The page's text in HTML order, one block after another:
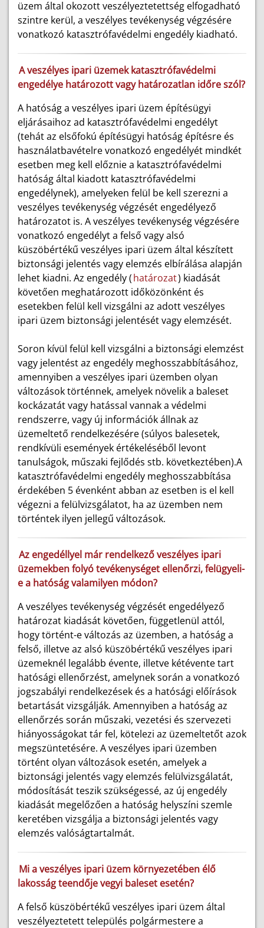
üzem által okozott veszélyeztetettség elfogadható
szintre kerül, a veszélyes tevékenység végzésére
vonatkozó katasztrófavédelmi engedély kiadható.
A veszélyes ipari üzemek katasztrófavédelmi
engedélye határozott vagy határozatlan időre szól?
A hatóság a veszélyes ipari üzem építésügyi
eljárásaihoz ad katasztrófavédelmi engedélyt
(tehát az elsőfokú építésügyi hatóság építésre és
használatbavételre vonatkozó engedélyét mindkét
esetben meg kell előznie a katasztrófavédelmi
hatóság által kiadott katasztrófavédelmi
engedélynek), amelyeken felül be kell szerezni a
veszélyes tevékenység végzését engedélyező
határozatot is. A veszélyes tevékenység végzésére
vonatkozó engedélyt a felső vagy alsó
küszöbértékű veszélyes ipari üzem által készített
biztonsági jelentés vagy elemzés elbírálása alapján
lehet kiadni. Az engedély (határozat) kiadását
követően meghatározott időközönként és
esetekben felül kell vizsgálni az adott veszélyes
ipari üzem biztonsági jelentését vagy elemzését.
Soron kívül felül kell vizsgálni a biztonsági elemzést
vagy jelentést az engedély meghosszabbításához,
amennyiben a veszélyes ipari üzemben olyan
változások történnek, amelyek növelik a baleset
kockázatát vagy hatással vannak a védelmi
rendszerre, vagy új információk állnak az
üzemeltető rendelkezésére (súlyos balesetek,
rendkívüli események értékeléséből levont
tanulságok, műszaki fejlődés stb. következtében).A
katasztrófavédelmi engedély meghosszabbítása
érdekében 5 évenként abban az esetben is el kell
végezni a felülvizsgálatot, ha az üzemben nem
történtek ilyen jellegű változások.
Az engedéllyel már rendelkező veszélyes ipari
üzemekben folyó tevékenységet ellenőrzi, felügyeli-
e a hatóság valamilyen módon?
A veszélyes tevékenység végzését engedélyező
határozat kiadását követően, függetlenül attól,
hogy történt-e változás az üzemben, a hatóság a
felső, illetve az alsó küszöbértékű veszélyes ipari
üzemeknél legalább évente, illetve kétévente tart
hatósági ellenőrzést, amelynek során a vonatkozó
jogszabályi rendelkezések és a hatósági előírások
betartását vizsgálják. Amennyiben a hatóság az
ellenőrzés során műszaki, vezetési és szervezeti
hiányosságokat tár fel, kötelezi az üzemeltetőt azok
megszüntetésére. A veszélyes ipari üzemben
történt olyan változások esetén, amelyek a
biztonsági jelentés vagy elemzés felülvizsgálatát,
módosítását teszik szükségessé, az új engedély
kiadását megelőzően a hatóság helyszíni szemle
keretében vizsgálja a biztonsági jelentés vagy
elemzés valóságtartalmát.
Mi a veszélyes ipari üzem környezetében élő
lakosság teendője vegyi baleset esetén?
A felső küszöbértékű veszélyes ipari üzem által
veszélyeztetett település polgármestere a